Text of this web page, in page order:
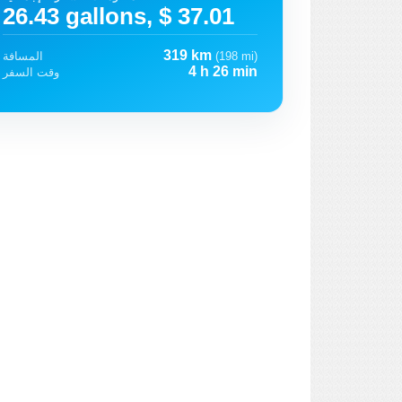
26.43 gallons, $ 37.01
المسافة 319 km (198 mi)
وقت السفر
4 h 26 min